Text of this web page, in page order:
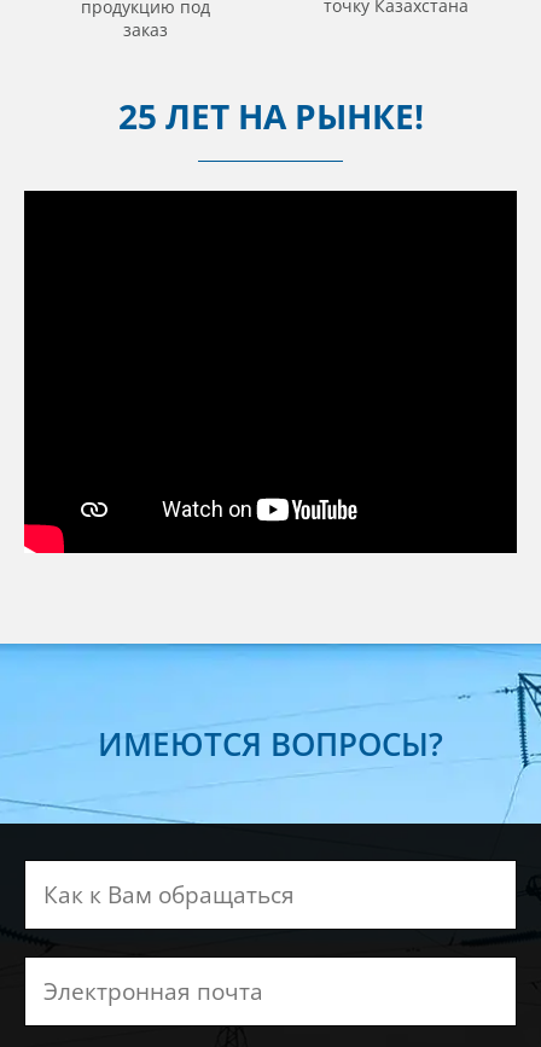
продукцию под
заказ
точку Казахстана
25 ЛЕТ НА РЫНКЕ!
ИМЕЮТСЯ ВОПРОСЫ?